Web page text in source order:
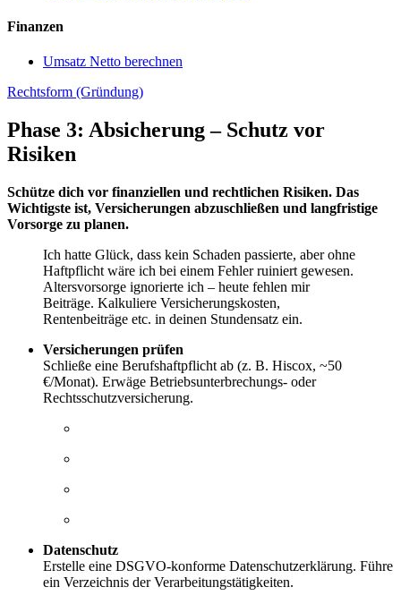
Finanzen
Umsatz Netto berechnen
Rechtsform (Gründung)
Phase 3: Absicherung – Schutz vor
Risiken
Schütze dich vor finanziellen und rechtlichen Risiken. Das
Wichtigste ist, Versicherungen abzuschließen und langfristige
Vorsorge zu planen.
Ich hatte Glück, dass kein Schaden passierte, aber ohne
Haftpflicht wäre ich bei einem Fehler ruiniert gewesen.
Altersvorsorge ignorierte ich – heute fehlen mir
Beiträge. Kalkuliere Versicherungskosten,
Rentenbeiträge etc. in deinen Stundensatz ein.
Versicherungen prüfen
Schließe eine Berufshaftpflicht ab (z. B. Hiscox, ~50
€/Monat). Erwäge Betriebsunterbrechungs- oder
Rechtsschutzversicherung.
Datenschutz
Erstelle eine DSGVO-konforme Datenschutzerklärung. Führe
ein Verzeichnis der Verarbeitungstätigkeiten.